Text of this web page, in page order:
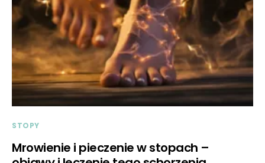
STOPY
Mrowienie i pieczenie w stopach –